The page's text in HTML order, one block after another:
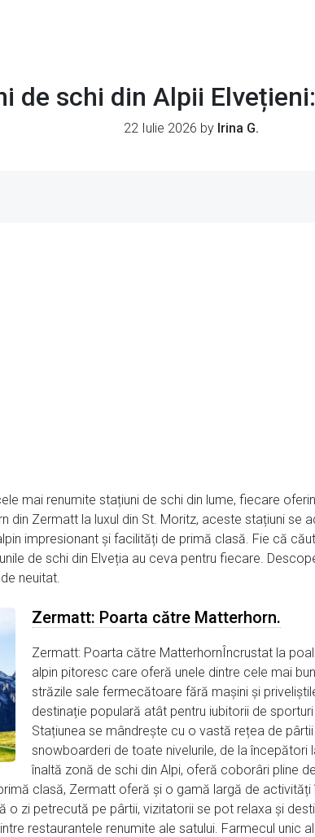
de schi din Alpii
22 Iulie 2026 by Irina G.
mai renumite stațiuni de schi din lume, fiecare
din Zermatt la luxul din St. Moritz, aceste stațiuni se
impresionant și facilități de primă clasă. Fie că
de schi din Elveția au ceva pentru fiecare.
neuitat.
Zermatt: Poarta către Matterhorn.
Zermatt: Poarta către MatterhornÎncrustat la
alpin pitoresc care oferă unele dintre cele mai
străzile sale fermecătoare fără mașini și
destinație populară atât pentru iubitorii de
Stațiunea se mândrește cu o vastă rețea de
snowboarderi de toate nivelurile, de la începători
înaltă zonă de schi din Alpi, oferă coborâri pline
clasă, Zermatt oferă și o gamă largă de
o zi petrecută pe pârtii, vizitatorii se pot relaxa și
restaurantele renumite ale satului. Farmecul unic